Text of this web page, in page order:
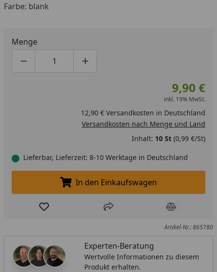
Farbe: blank
Menge
Produktmenge um eins verringern
Produktmenge manuell eingeben
Produktmenge um eins erhöhen
9,90 €
inkl. 19% MwSt.
12,90 € Versandkosten in Deutschland
Versandkosten nach Menge und Land
Inhalt: 10 St(0,99 €/St)
Lieferbar, Lieferzeit: 8-10 Werktage in Deutschland
In den Einkaufswagen legen
In den Einkaufswagen
Produkt zur Wunschliste hinzufügen
Teilen Produkt
Artikel-Nr.: 865780
Experten-Beratung
Wertvolle Informationen zu diesem
Produkt erhalten.